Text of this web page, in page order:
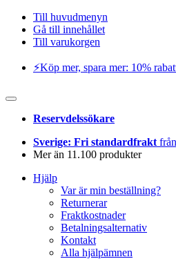
Till huvudmenyn
Gå till innehållet
Till varukorgen
⚡️Köp mer, spara mer: 10%
Reservdelssökare
Sverige: Fri standardfrakt
Mer än 11.100 produkter
Hjälp
Var är min beställning?
Returnerar
Fraktkostnader
Betalningsalternativ
Kontakt
Alla hjälpämnen